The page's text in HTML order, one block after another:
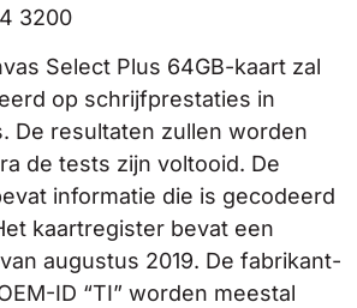
3200
Select Plus 64GB-kaart zal
op schrijfprestaties in
De resultaten zullen worden
de tests zijn voltooid. De
informatie die is gecodeerd
kaartregister bevat een
augustus 2019. De fabrikant-
ID “TI” worden meestal